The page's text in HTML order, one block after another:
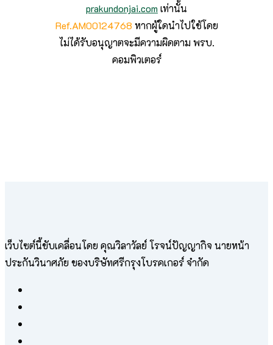
prakundonjai.com เท่านั้น
Ref.AM00124768 หากผู้ใดนำไปใช้โดย
ไม่ได้รับอนุญาตจะมีความผิดตาม พรบ.
คอมพิวเตอร์
เว็บไซต์นี้ขับเคลื่อนโดย คุณวิลาวัลย์​ โรจน์ปัญญากิจ นายหน้า
ประกันวินาศภัย ของบริษัทศรีกรุงโบรคเกอร์ จำกัด